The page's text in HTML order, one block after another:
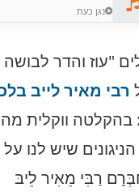
נגן כעת
"עוז והדר לבושה
רבי מאיר לייב
בהקלטה ווקלית
שיש לנו על
רַבִּי מֵאִיר לֵיבּ